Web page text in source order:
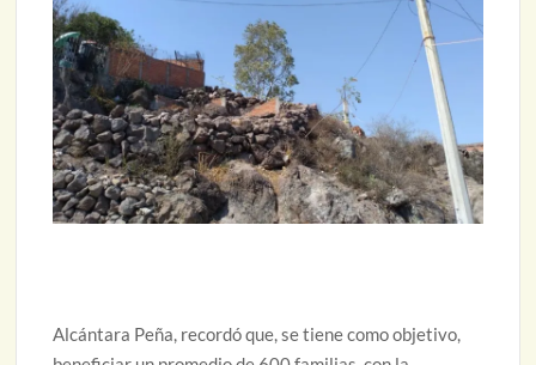
Alcántara Peña, recordó que, se tiene como objetivo,